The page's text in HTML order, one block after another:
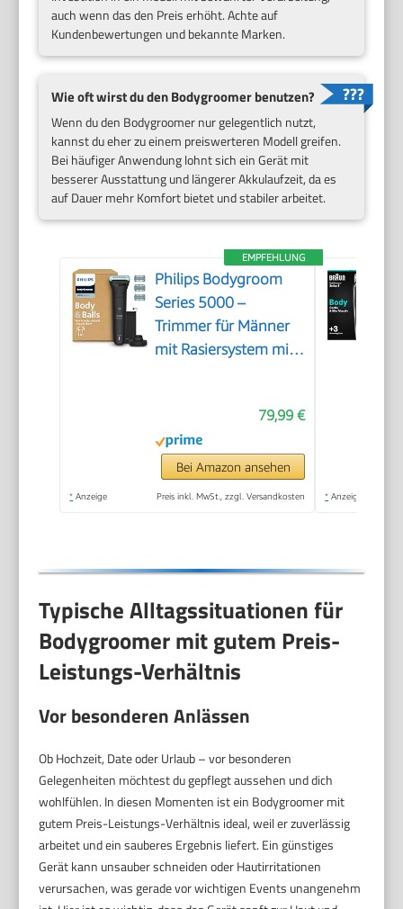
auch wenn das den Preis erhöht. Achte auf
Kundenbewertungen und bekannte Marken.
Wie oft wirst du den Bodygroomer benutzen?
Wenn du den Bodygroomer nur gelegentlich nutzt,
kannst du eher zu einem preiswerteren Modell greifen.
Bei häufiger Anwendung lohnt sich ein Gerät mit
besserer Ausstattung und längerer Akkulaufzeit, da es
auf Dauer mehr Komfort bietet und stabiler arbeitet.
EMPFEHLUNG
Philips Bodygroom
Series 5000 –
Trimmer für Männer
mit Rasiersystem mit
Intimbereich, 100%
duschfest, 100 Min.
Laufzeit, Modell
BG5485/30
79,99 €
Bei Amazon ansehen
* Anzeige Preis inkl. MwSt., zzgl. Versandkosten * Anzeige
Typische Alltagssituationen für
Bodygroomer mit gutem Preis-
Leistungs-Verhältnis
Vor besonderen Anlässen
Ob Hochzeit, Date oder Urlaub – vor besonderen
Gelegenheiten möchtest du gepflegt aussehen und dich
wohlfühlen. In diesen Momenten ist ein Bodygroomer mit
gutem Preis-Leistungs-Verhältnis ideal, weil er zuverlässig
arbeitet und ein sauberes Ergebnis liefert. Ein günstiges
Gerät kann unsauber schneiden oder Hautirritationen
verursachen, was gerade vor wichtigen Events unangenehm